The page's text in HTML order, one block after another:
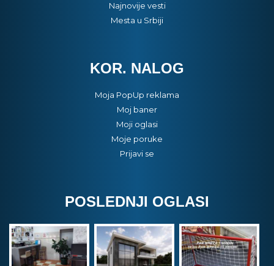
Najnovije vesti
Mesta u Srbiji
KOR. NALOG
Moja PopUp reklama
Moj baner
Moji oglasi
Moje poruke
Prijavi se
POSLEDNJI OGLASI